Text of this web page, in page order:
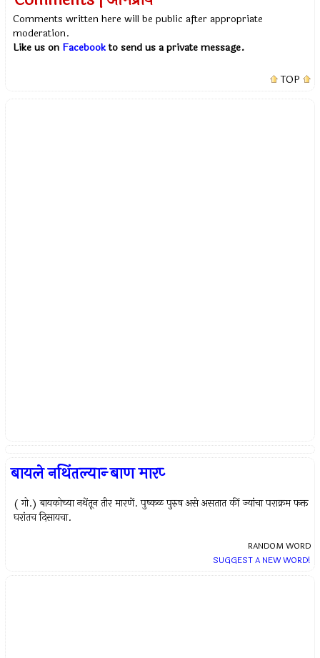
Comments written here will be public after appropriate
moderation.
Like us on Facebookto send us a private message.
TOP
बायले नथिंतल्यान्‍ बाण मारप्‍
( गो.) बायकोच्या नथेंतून तीर मारणें. पुष्कळ पुरुष असे असतात कीं ज्यांचा पराक्रम फक्त
घरांतच दिसायचा.
RANDOM WORD
SUGGEST A NEW WORD!